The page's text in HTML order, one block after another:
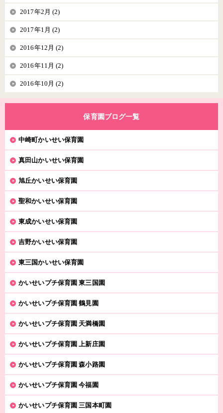
2017年2月 (2)
2017年1月 (2)
2016年12月 (2)
2016年11月 (2)
2016年10月 (2)
保育園ブログ一覧
中崎町かいせい保育園
真田山かいせい保育園
旭丘かいせい保育園
聖和かいせい保育園
東成かいせい保育園
吉野かいせい保育園
東三国かいせい保育園
かいせいプチ保育園 東三国園
かいせいプチ保育園 鶴見園
かいせいプチ保育園 天満橋園
かいせいプチ保育園 上新庄園
かいせいプチ保育園 森小路園
かいせいプチ保育園 今福園
かいせいプチ保育園 三国本町園